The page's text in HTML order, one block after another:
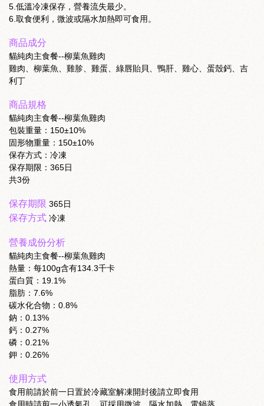
5.低溫冷凍保存，營養流失最少。
6.取食便利，微波或隔水加熱即可食用。
商品成分
貓純肉主食餐--柳葉魚雞肉
雞肉、柳葉魚、雞胗、雞蛋、綠唇貽貝、鴨肝、雞心、蛋殼鈣、吉
利丁
商品規格
貓純肉主食餐--柳葉魚雞肉
包裝重量：150±10%
固形物重量：150±10%
保存方式：冷凍
保存期限：365日
共3份
保存期限 365日
保存方式 冷凍
營養成份分析
貓純肉主食餐--柳葉魚雞肉
熱量：每100g含有134.3千卡
蛋白質：19.1%
脂肪：7.6%
碳水化合物：0.8%
鈉：0.13%
鈣：0.27%
磷：0.21%
鉀：0.26%
使用方式
食用前請於前一日置於冷藏室解凍開封後請立即食用